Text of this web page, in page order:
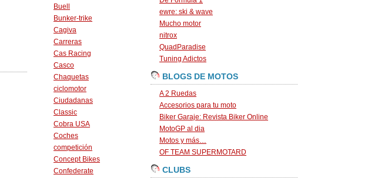
Buell
Bunker-trike
Cagiva
Carreras
Cas Racing
Casco
Chaquetas
ciclomotor
Ciudadanas
Classic
Cobra USA
Coches
competición
Concept Bikes
Confederate
ewre: ski & wave
Mucho motor
nitrox
QuadParadise
Tuning Adictos
BLOGS DE MOTOS
A 2 Ruedas
Accesorios para tu moto
Biker Garaje: Revista Biker Online
MotoGP al dia
Motos y más…
OF TEAM SUPERMOTARD
CLUBS